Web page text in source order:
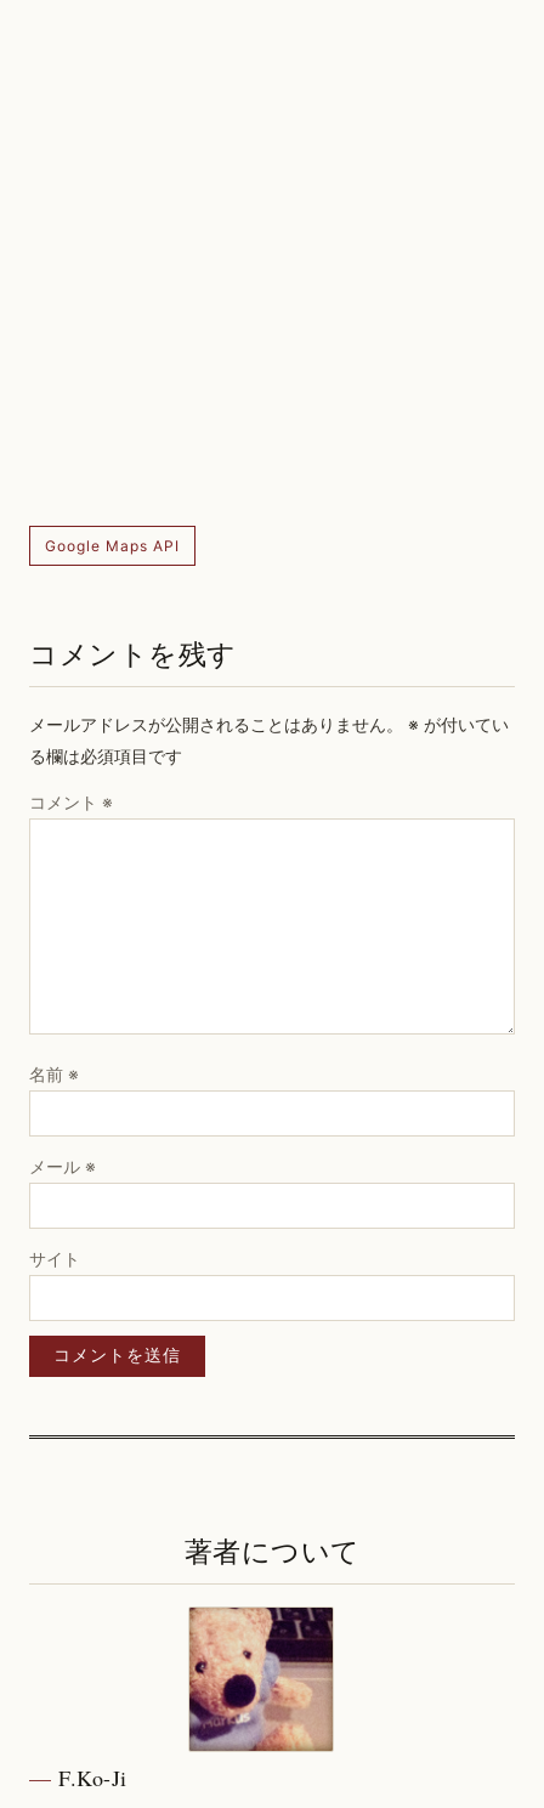
Google Maps API
コメントを残す
メールアドレスが公開されることはありません。 ※ が付いてい
る欄は必須項目です
コメント ※
名前 ※
メール ※
サイト
著者について
F.Ko-Ji